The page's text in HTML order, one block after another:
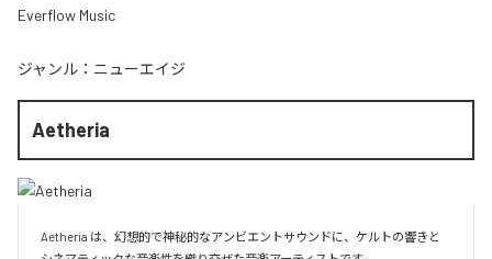
Everflow Music
ジャンル： ニューエイジ
Aetheria
Aetheria は、幻想的で神秘的なアンビエントサウンドに、ケルトの響きと